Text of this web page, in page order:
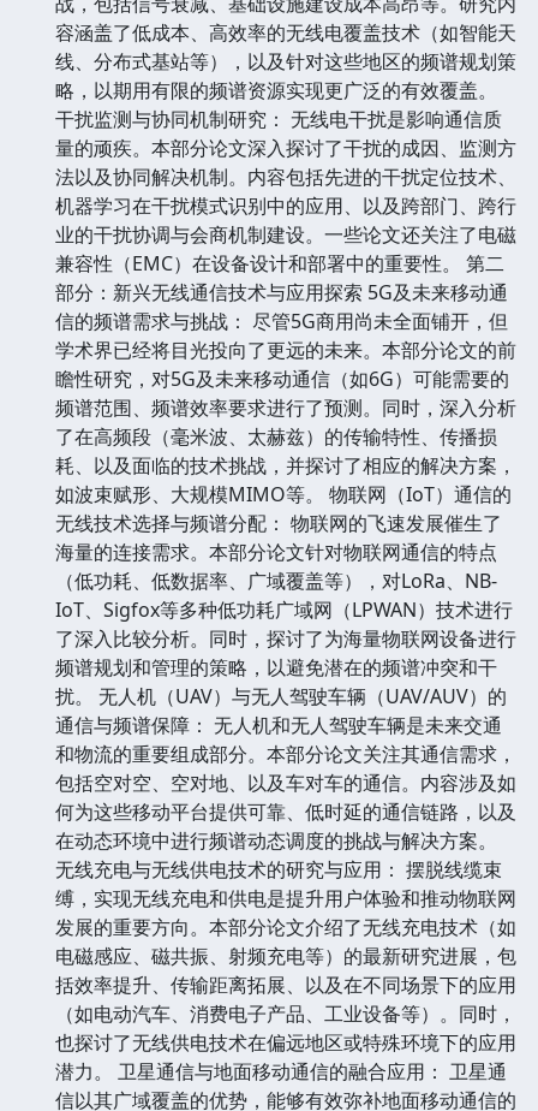
容涵盖了低成本、高效率的无线电覆盖技术（如智能天
线、分布式基站等），以及针对这些地区的频谱规划策
略，以期用有限的频谱资源实现更广泛的有效覆盖。
干扰监测与协同机制研究： 无线电干扰是影响通信质
量的顽疾。本部分论文深入探讨了干扰的成因、监测方
法以及协同解决机制。内容包括先进的干扰定位技术、
机器学习在干扰模式识别中的应用、以及跨部门、跨行
业的干扰协调与会商机制建设。一些论文还关注了电磁
兼容性（EMC）在设备设计和部署中的重要性。 第二
部分：新兴无线通信技术与应用探索 5G及未来移动通
信的频谱需求与挑战： 尽管5G商用尚未全面铺开，但
学术界已经将目光投向了更远的未来。本部分论文的前
瞻性研究，对5G及未来移动通信（如6G）可能需要的
频谱范围、频谱效率要求进行了预测。同时，深入分析
了在高频段（毫米波、太赫兹）的传输特性、传播损
耗、以及面临的技术挑战，并探讨了相应的解决方案，
如波束赋形、大规模MIMO等。 物联网（IoT）通信的
无线技术选择与频谱分配： 物联网的飞速发展催生了
海量的连接需求。本部分论文针对物联网通信的特点
（低功耗、低数据率、广域覆盖等），对LoRa、NB-
IoT、Sigfox等多种低功耗广域网（LPWAN）技术进行
了深入比较分析。同时，探讨了为海量物联网设备进行
频谱规划和管理的策略，以避免潜在的频谱冲突和干
扰。 无人机（UAV）与无人驾驶车辆（UAV/AUV）的
通信与频谱保障： 无人机和无人驾驶车辆是未来交通
和物流的重要组成部分。本部分论文关注其通信需求，
包括空对空、空对地、以及车对车的通信。内容涉及如
何为这些移动平台提供可靠、低时延的通信链路，以及
在动态环境中进行频谱动态调度的挑战与解决方案。
无线充电与无线供电技术的研究与应用： 摆脱线缆束
缚，实现无线充电和供电是提升用户体验和推动物联网
发展的重要方向。本部分论文介绍了无线充电技术（如
电磁感应、磁共振、射频充电等）的最新研究进展，包
括效率提升、传输距离拓展、以及在不同场景下的应用
（如电动汽车、消费电子产品、工业设备等）。同时，
也探讨了无线供电技术在偏远地区或特殊环境下的应用
潜力。 卫星通信与地面移动通信的融合应用： 卫星通
信以其广域覆盖的优势，能够有效弥补地面移动通信的